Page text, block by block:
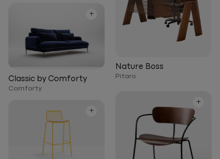
Nature Boss
Pitaro
+
Classic by Comforty
Comforty
+
+